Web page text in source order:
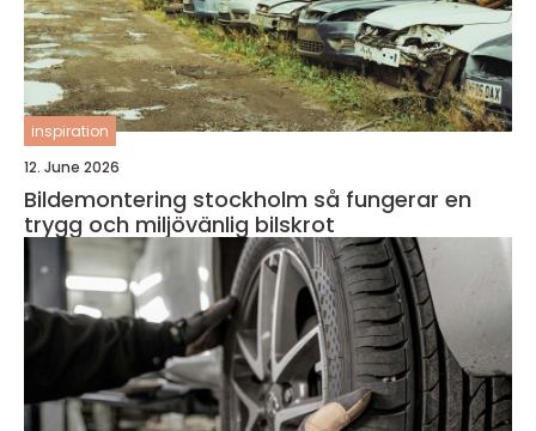
inspiration
12. June 2026
Bildemontering stockholm så fungerar en
trygg och miljövänlig bilskrot